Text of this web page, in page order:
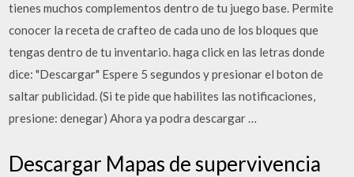
tienes muchos complementos dentro de tu juego base. Permite
conocer la receta de crafteo de cada uno de los bloques que
tengas dentro de tu inventario. haga click en las letras donde
dice: "Descargar" Espere 5 segundos y presionar el boton de
saltar publicidad. (Si te pide que habilites las notificaciones,
presione: denegar) Ahora ya podra descargar …
Descargar Mapas de supervivencia